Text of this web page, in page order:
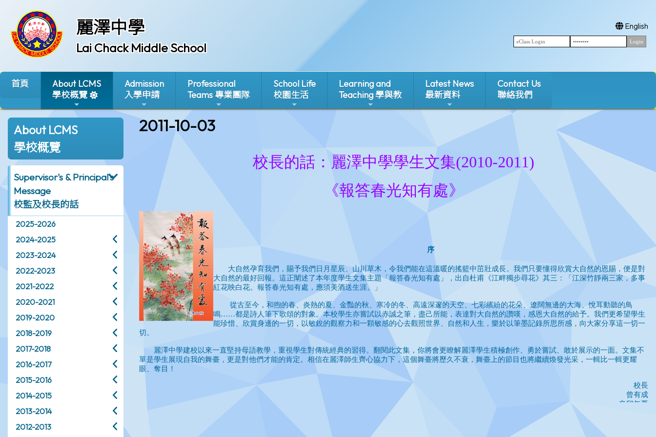
麗澤中學
Lai Chack Middle School
English
首頁
About LCMS
學校概覽
Admission
入學申請
Professional
Teams 專業團隊
School Life
校園生活
Learning and
Teaching 學與教
Latest News
最新資料
Contact Us
聯絡我們
About LCMS
學校概覽
Supervisor's & Principal's
Message
校監及校長的話
2025-2026
2024-2025
2023-2024
2022-2023
2021-2022
2020-2021
2019-2020
2018-2019
2017-2018
2016-2017
2015-2016
2014-2015
2013-2014
2012-2013
2011-10-03